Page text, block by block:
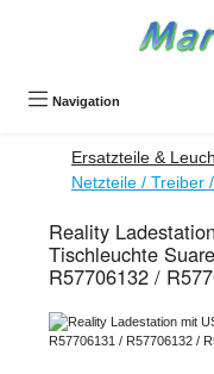
Navigation
Ersatzteile &
Netzteile / Treiber
Reality
Tischleuchte
R57706132 /
Bildergalerie überspringen